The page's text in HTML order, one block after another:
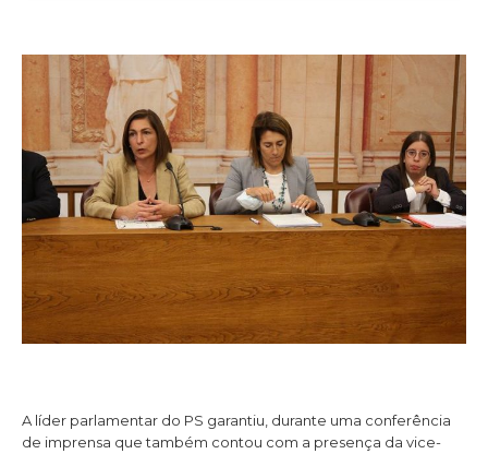
A líder parlamentar do PS garantiu, durante uma conferência
de imprensa que também contou com a presença da vice-